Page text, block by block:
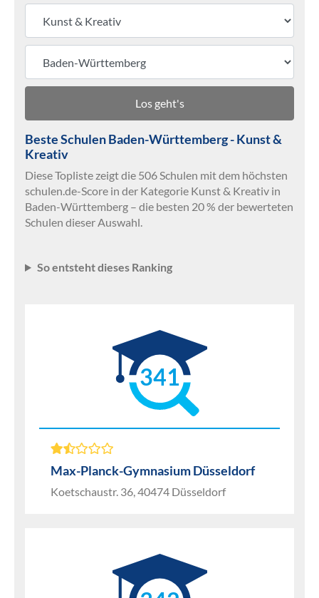
Los geht's
Beste Schulen Baden-Württemberg - Kunst &
Kreativ
Diese Topliste zeigt die 506 Schulen mit dem höchsten
schulen.de-Score in der Kategorie Kunst & Kreativ in
Baden-Württemberg – die besten 20 % der bewerteten
Schulen dieser Auswahl.
So entsteht dieses Ranking
341
Max-Planck-Gymnasium Düsseldorf
Koetschaustr. 36, 40474 Düsseldorf